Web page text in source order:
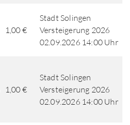
1,00 €
Stadt Solingen
Versteigerung 2026
02.09.2026 14:00 Uhr
1,00 €
Stadt Solingen
Versteigerung 2026
02.09.2026 14:00 Uhr